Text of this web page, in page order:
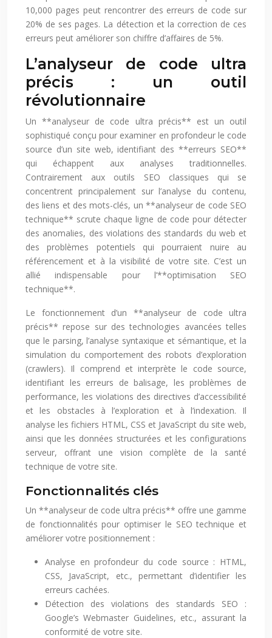
10,000 pages peut rencontrer des erreurs de code sur
20% de ses pages. La détection et la correction de ces
erreurs peut améliorer son chiffre d’affaires de 5%.
L’analyseur de code ultra
précis : un outil
révolutionnaire
Un **analyseur de code ultra précis** est un outil
sophistiqué conçu pour examiner en profondeur le code
source d’un site web, identifiant des **erreurs SEO**
qui échappent aux analyses traditionnelles.
Contrairement aux outils SEO classiques qui se
concentrent principalement sur l’analyse du contenu,
des liens et des mots-clés, un **analyseur de code SEO
technique** scrute chaque ligne de code pour détecter
des anomalies, des violations des standards du web et
des problèmes potentiels qui pourraient nuire au
référencement et à la visibilité de votre site. C’est un
allié indispensable pour l’**optimisation SEO
technique**.
Le fonctionnement d’un **analyseur de code ultra
précis** repose sur des technologies avancées telles
que le parsing, l’analyse syntaxique et sémantique, et la
simulation du comportement des robots d’exploration
(crawlers). Il comprend et interprète le code source,
identifiant les erreurs de balisage, les problèmes de
performance, les violations des directives d’accessibilité
et les obstacles à l’exploration et à l’indexation. Il
analyse les fichiers HTML, CSS et JavaScript du site web,
ainsi que les données structurées et les configurations
serveur, offrant une vision complète de la santé
technique de votre site.
Fonctionnalités clés
Un **analyseur de code ultra précis** offre une gamme
de fonctionnalités pour optimiser le SEO technique et
améliorer votre positionnement :
Analyse en profondeur du code source : HTML,
CSS, JavaScript, etc., permettant d’identifier les
erreurs cachées.
Détection des violations des standards SEO :
Google’s Webmaster Guidelines, etc., assurant la
conformité de votre site.